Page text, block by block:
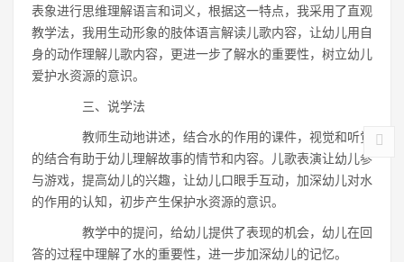
表象进行思维理解语言和词义，根据这一特点，我采用了直观
教学法，我用生动形象的肢体语言解读儿歌内容，让幼儿用自
身的动作理解儿歌内容，更进一步了解水的重要性，树立幼儿
爱护水资源的意识。
三、说学法
教师生动地讲述，结合水的作用的课件，视觉和听觉
的结合有助于幼儿理解故事的情节和内容。儿歌表演让幼儿参
与游戏，提高幼儿的兴趣，让幼儿口眼手互动，加深幼儿对水
的作用的认知，初步产生保护水资源的意识。
教学中的提问，给幼儿提供了表现的机会，幼儿在回
答的过程中理解了水的重要性，进一步加深幼儿的记忆。